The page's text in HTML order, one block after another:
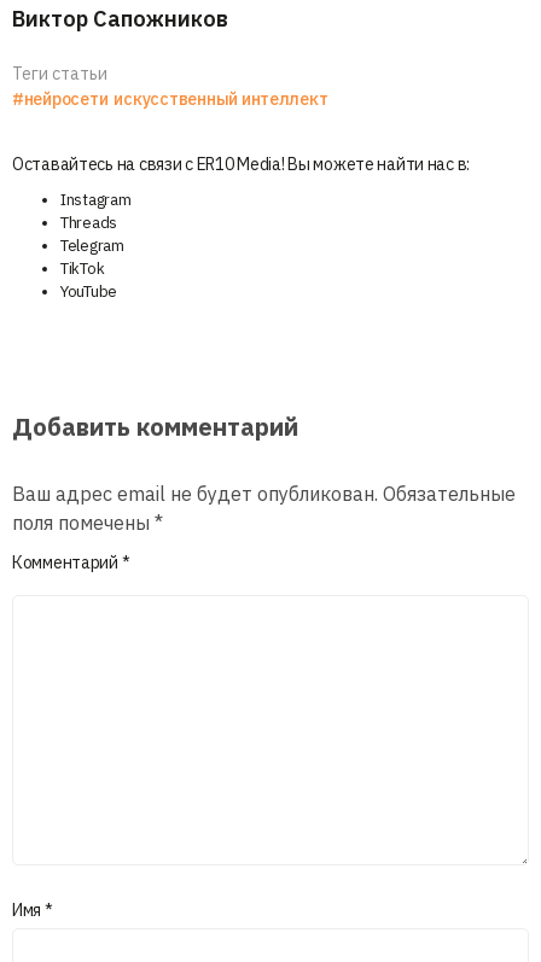
Виктор Сапожников
Теги статьи
#нейросети искусственный интеллект
Оставайтесь на связи с ER10 Media! Вы можете найти нас в:
Instagram
Threads
Telegram
TikTok
YouTube
Добавить комментарий
Ваш адрес email не будет опубликован. Обязательные
поля помечены *
Комментарий *
Имя *